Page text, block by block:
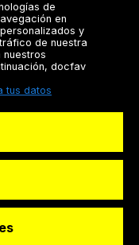
S.L
de
en
y
de nuestra
docfav
tus datos